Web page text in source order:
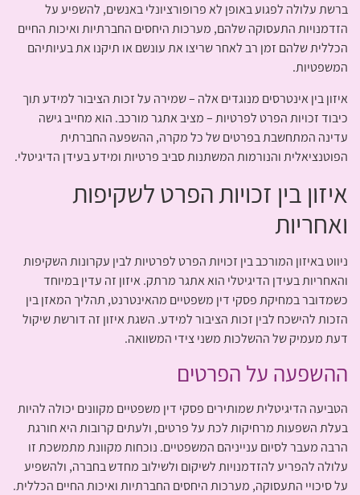
ברשת עלולה לפגוע באופן לא פרופורציונלי באנשים, להשפיע על
הזדמנויות התעסוקה שלהם, מערכות היחסים החברתיות ואיכות החיים
הכללית שלהם זמן רב לאחר שריצו את עונשם או תיקנו את בעיותיהם
המשפטיות.
איזון בין אינטרסים מנוגדים אלה – שמירה על זכות הציבור למידע תוך
כיבוד זכויות הפרט לפרטיות – מציב אתגר מורכב. הוא מחייב גישה
עדינה המתחשבת בפרטים של כל מקרה, ההשפעה החברתית
הפוטנציאלית והנורמות המשתנות סביב פרטיות ומידע בעידן הדיגיטלי.
איזון בין זכויות הפרט לשקיפות
ואחריות
ניווט באיזון המורכב בין זכויות הפרט לפרטיות לבין עקרונות השקיפות
והאחריות בעידן הדיגיטלי הוא אתגר מרתק. איזון זה עדין במיוחד
כשמדובר במחיקת פסקי דין משפטיים מהאינטרנט, תהליך המאזן בין
הזכות להישכח לבין זכות הציבור למידע. השגת איזון זה דורשת שיקול
דעת מעמיק של ההשלכות משני צידי המשוואה.
ההשפעה על הפרטים
הטביעה הדיגיטלית שמותירים פסקי דין משפטיים מקוונים יכולה להיות
בעלת השפעות מרחיקות לכת על פרטים, ולעתים קרובות היא חורגת
הרבה מעבר לסיום ענייניהם המשפטיים. נוכחות מקוונת מתמשכת זו
עלולה להפריע להזדמנויות לשיקום ולשילוב מחדש בחברה, ולהשפיע
על סיכויי התעסוקה, מערכות היחסים החברתיות ואיכות החיים הכללית.